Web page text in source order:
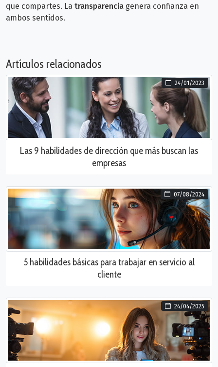
que compartes. La transparencia genera confianza en
ambos sentidos.
Artículos relacionados
24/01/2023
Las 9 habilidades de dirección que más buscan las
empresas
07/08/2024
5 habilidades básicas para trabajar en servicio al
cliente
24/04/2025